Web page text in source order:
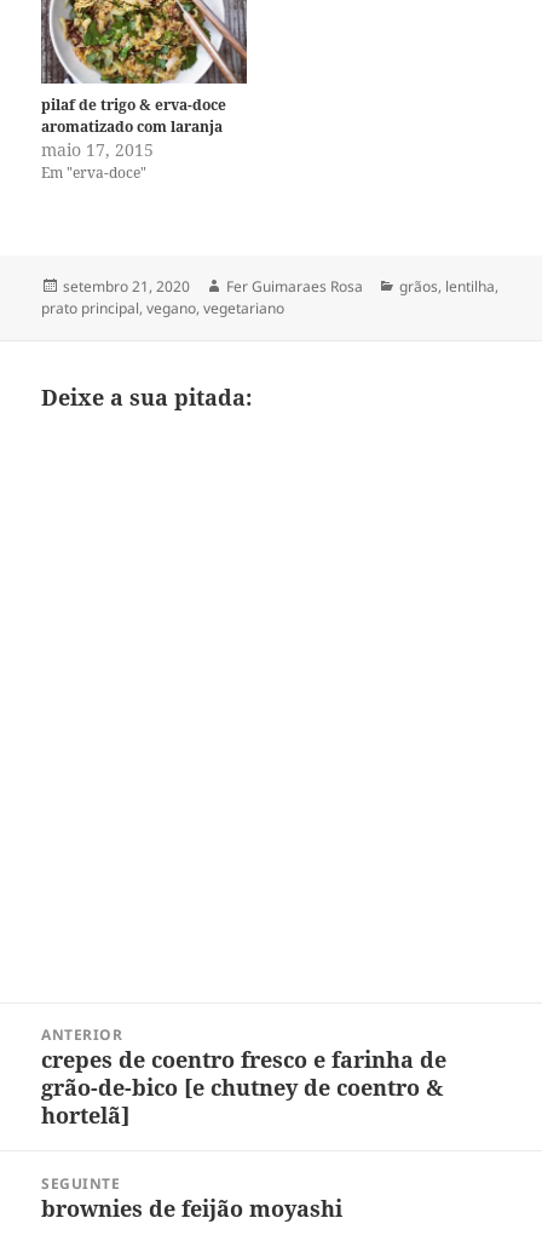
pilaf de trigo & erva-doce
aromatizado com laranja
maio 17, 2015
Em "erva-doce"
Publicado
em
setembro 21, 2020 Autor
Fer Guimaraes Rosa Categorias
grãos, lentilha,
prato principal,vegano,vegetariano
Deixe a sua pitada:
ANTERIOR
Post
anterior:
crepes de coentro fresco e farinha de
grão-de-bico [e chutney de coentro &
hortelã]
SEGUINTE
Próximo
brownies de feijão moyashi